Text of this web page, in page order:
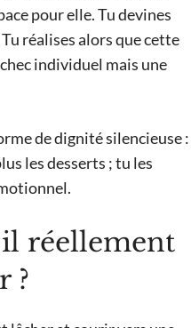
pour elle. Tu devines
réalises alors que cette
individuel mais une
de dignité silencieuse :
les desserts ; tu les
il réellement
?